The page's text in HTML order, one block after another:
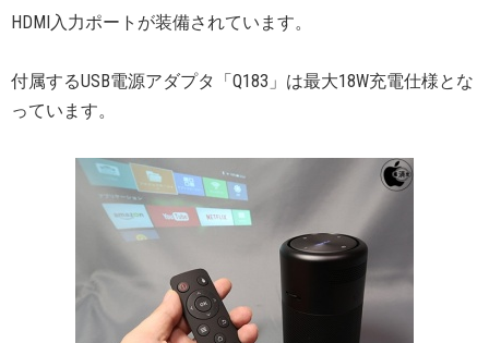
HDMI入力ポートが装備されています。
付属するUSB電源アダプタ「Q183」は最大18W充電仕様とな
っています。